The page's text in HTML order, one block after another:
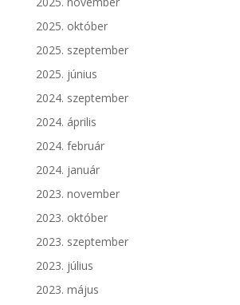
2025. október
2025. szeptember
2025. június
2024. szeptember
2024. április
2024. február
2024. január
2023. november
2023. október
2023. szeptember
2023. július
2023. május